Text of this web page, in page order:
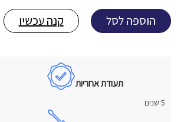
הוספה לסל קנה עכשיו
תעודת אחריות
5 שנים